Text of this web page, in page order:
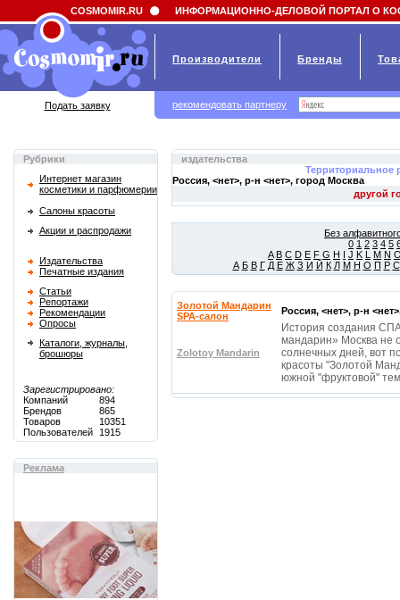
Field 'news_title' doesn't have a default value
Рубрики
Интернет магазин
косметики и парфюмерии
Салоны красоты
Акции и распродажи
Издательства
Печатные издания
Статьи
Репортажи
Рекомендации
Опросы
Каталоги, журналы,
брошюры
Зарегистрировано:
Компаний
894
Брендов
865
Товаров
10351
Пользователей
1915
Реклама
издательства
Территориальное
Россия, <нет>, р-н <нет>, город Москва
Без
0 1 2 3 4 5
A B C D E F G H I J K L M N
А Б В Г Д Е Ж З И Й К Л М Н О П Р С
Золотой Мандарин
SPA-салон
Россия, <нет>, р-н
Zolotoy Mandarin
История создания
мандарин» Москва не
солнечных дней, вот
красоты "Золотой
южной "фруктовой"
COSMOMIR.RU ИНФОРМАЦИОННО-ДЕЛОВОЙ ПОРТАЛ О
Производители Бренды
Подать заявку рекомендовать партнеру